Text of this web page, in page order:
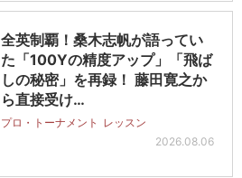
全英制覇！桑木志帆が語ってい
た「100Yの精度アップ」「飛ば
しの秘密」を再録！ 藤田寛之か
ら直接受け…
プロ・トーナメント レッスン
2026.08.06